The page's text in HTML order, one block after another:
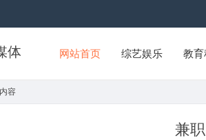
体 网站首页 综艺娱乐 教
容
兼职